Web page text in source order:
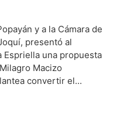
y a la Cámara de
presentó al
una propuesta
Macizo
convertir el...